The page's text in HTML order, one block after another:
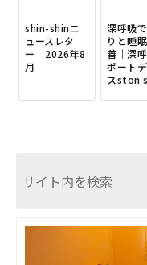
shin-shinニ
ュースレタ
ー 2026年8
月
深呼吸
りと睡
善｜深
ポート
スston s